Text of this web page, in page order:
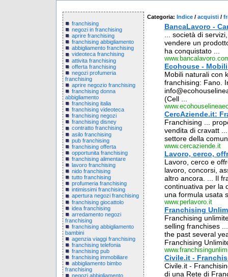
franchising
negozi in franchising
aprire franchising
franchising abbigliamento
abbigliamento franchising
videoteca franchising
attivita franchising
offerta franchising
negozi profumeria
franchising
aprire negozio franchising
franchising donna
abbigliamento
franchising italia
franchising videoteca
franchising negozi
franchising disney
contratto franchising
asilo franchising
pub franchising
franchising offerta
opportunita franchising
franchising alimentare
lavoro franchising
nido franchising
tutto franchising
profumeria franchising
intimissimi franchising
apertura negozi franchising
franchising giocattolo
idea franchising
arredamento negozi
franchising
franchising abbigliamento
bambini
agenzia viaggi franchising
franchising telefonia
franchising pub
franchising immobiliare
abbigliamento bimbo
franchising
negozi abbigliamento
Categoria: Indice / acquisti /
BancaLavoro -
... società di
vendere un
ha conquistato ...
Ecohouse -
Mobili naturali con
franchising: Fano.
(Cell ...
CercAziende.it:
Franchising ...
vendita di cravatt
settore della
www.cercaziende.it
Lavoro, cerco,
Lavoro, cerco e
lavoro, concorsi,
altro ancora. ... Il
continuativa per la
una formula usata
www.perlavoro.it
Franchising
Franchising
selling franchises
the past several
Franchising
Civile.it -
Civile.it -
di una Rete di